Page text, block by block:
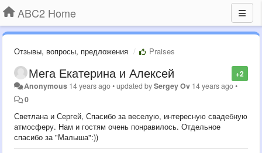
ABC2 Home
Отзывы, вопросы, предложения Praises
+2
Мега Екатерина и Алексей
Anonymous 14 years ago•updated bySergey Ov 14 years ago•
0
Светлана и Сергей, Спасибо за веселую, интересную свадебную
атмосферу. Нам и гостям очень понравилось. Отдельное
спасибо за "Малыша":))